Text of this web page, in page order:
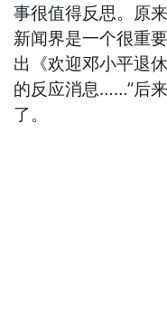
事很值得反思。原
新闻界是一个很重
出《欢迎邓小平退
的反应消息……”后
了。